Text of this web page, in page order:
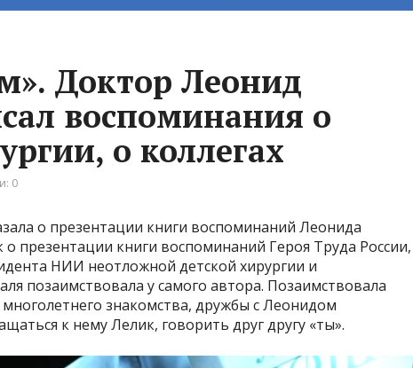
Доктор Леонид
воспоминания о
о коллегах
0
о презентации книги воспоминаний Леонида
презентации книги воспоминаний Героя Труда России,
НИИ неотложной детской хирургии и
позаимствовала у самого автора. Позаимствовала
многолетнего знакомства, дружбы с Леонидом
к нему Лелик, говорить друг другу «ты».